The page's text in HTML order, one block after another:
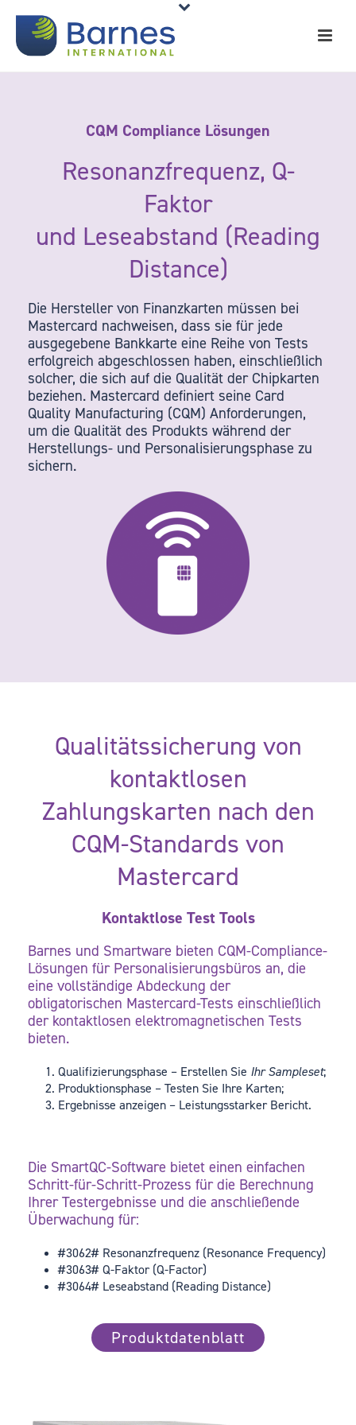
CQM Compliance Lösungen
Resonanzfrequenz, Q-
Faktor
und Leseabstand (Reading
Distance)
Die Hersteller von Finanzkarten müssen bei
Mastercard nachweisen, dass sie für jede
ausgegebene Bankkarte eine Reihe von Tests
erfolgreich abgeschlossen haben, einschließlich
solcher, die sich auf die Qualität der Chipkarten
beziehen. Mastercard definiert seine Card
Quality Manufacturing (CQM) Anforderungen,
um die Qualität des Produkts während der
Herstellungs- und Personalisierungsphase zu
sichern.
Qualitätssicherung von
kontaktlosen
Zahlungskarten nach den
CQM-Standards von
Mastercard
Kontaktlose Test Tools
Barnes und Smartware bieten CQM-Compliance-
Lösungen für Personalisierungsbüros an, die
eine vollständige Abdeckung der
obligatorischen Mastercard-Tests einschließlich
der kontaktlosen elektromagnetischen Tests
bieten.
Qualifizierungsphase – Erstellen Sie Ihr Sampleset;
Produktionsphase – Testen Sie Ihre Karten;
Ergebnisse anzeigen – Leistungsstarker Bericht.
Die SmartQC-Software bietet einen einfachen
Schritt-für-Schritt-Prozess für die Berechnung
Ihrer Testergebnisse und die anschließende
Überwachung für:
#3062# Resonanzfrequenz (Resonance Frequency)
#3063# Q-Faktor (Q-Factor)
#3064# Leseabstand (Reading Distance)
Produktdatenblatt